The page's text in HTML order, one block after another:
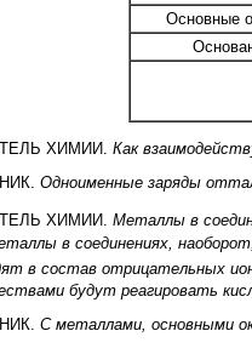
Основные
ХИМИИ. Как
Одноименные заряды
ХИМИИ. Металлы в
в соединениях,
в состав отрицательных
будут реагировать
С металлами, основными